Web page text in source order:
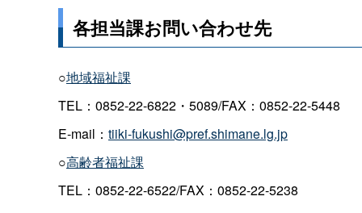
各担当課お問い合わせ先
○地域福祉課
TEL：0852-22-6822・5089/FAX：0852-22-5448
E-mail： tiiki-fukushi@pref.shimane.lg.jp
○高齢者福祉課
TEL：0852-22-6522/FAX：0852-22-5238